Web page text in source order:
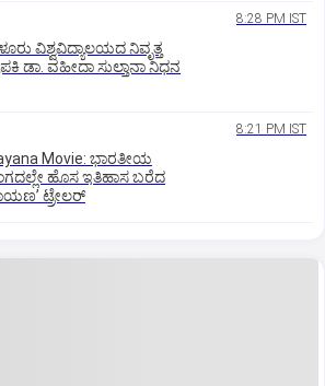
8:28 PM IST
ವಿಶ್ವವಿದ್ಯಾಲಯದ ನಿವೃತ್ತ
ಡಾ. ವಹೀದಾ ಸುಲ್ತಾನಾ ನಿಧನ
8:21 PM IST
Movie: ಭಾರತೀಯ
ಹೊಸ ಇತಿಹಾಸ ಬರೆದ
ಟ್ರೇಲರ್